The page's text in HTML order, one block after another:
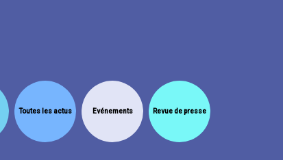
Toutes les actus Evénements Revue de presse